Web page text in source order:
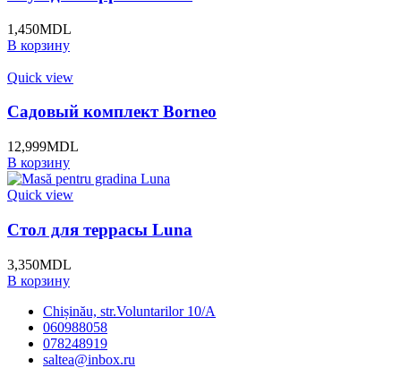
1,450MDL
В корзину
Quick view
Садовый комплект Borneo
12,999MDL
В корзину
Quick view
Стол для террасы Luna
3,350MDL
В корзину
Chișinău, str.Voluntarilor 10/A
060988058
078248919
saltea@inbox.ru